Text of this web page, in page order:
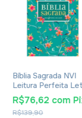
Bíblia Sagrada NVI
Leitura Perfeita
Grande Flores
R$139,90
R$76,62 com